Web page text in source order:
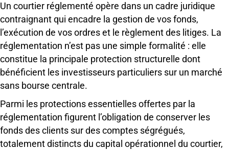
Un courtier réglementé opère dans un cadre juridique
contraignant qui encadre la gestion de vos fonds,
l’exécution de vos ordres et le règlement des litiges. La
réglementation n’est pas une simple formalité : elle
constitue la principale protection structurelle dont
bénéficient les investisseurs particuliers sur un marché
sans bourse centrale.
Parmi les protections essentielles offertes par la
réglementation figurent l’obligation de conserver les
fonds des clients sur des comptes ségrégués,
totalement distincts du capital opérationnel du courtier,